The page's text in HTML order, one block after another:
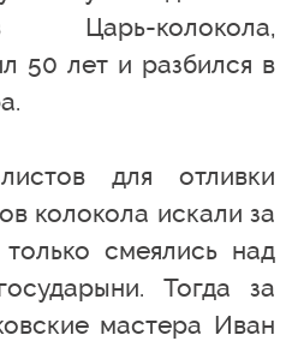
Царь-колокола,
50 лет и разбился в
для отливки
колокола искали за
смеялись над
Тогда за
мастера Иван